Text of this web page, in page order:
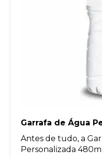
Garrafa de Água
Antes de tudo, a
Personalizada